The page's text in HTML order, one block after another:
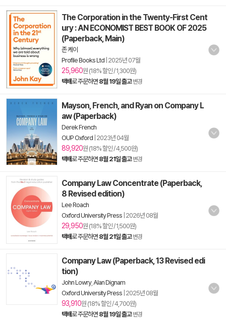
The Corporation in the Twenty-First Cent
ury : AN ECONOMIST BEST BOOK OF 2025
(Paperback, Main)
존 케이
Profile Books Ltd 2025년 07월
25,960원 (18% 할인 / 1,300원)
택배로 주문하면 8월 19일 출고 변경
Mayson, French, and Ryan on Company L
aw (Paperback)
Derek French
OUP Oxford 2023년 04월
89,920원 (18% 할인 / 4,500원)
택배로 주문하면 8월 21일 출고 변경
Company Law Concentrate (Paperback,
8 Revised edition)
Lee Roach
Oxford University Press 2026년 08월
29,950원 (18% 할인 / 1,500원)
택배로 주문하면 8월 21일 출고 변경
Company Law (Paperback, 13 Revised edi
tion)
John Lowry, Alan Dignam
Oxford University Press 2025년 08월
93,910원 (18% 할인 / 4,700원)
택배로 주문하면 8월 19일 출고 변경